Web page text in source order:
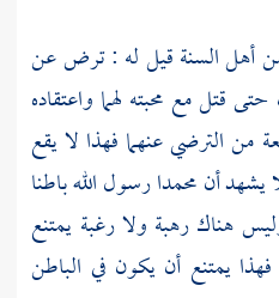
أهل السنةقيل له : ترض عن
قتل مع محبته لهما واعتقاده
من الترضي عنهما فهذا لا يقع
أنمحمدارسول الله باطنا
هناك رهبة ولا رغبة يمتنع
يمتنع أن يكون في الباطن